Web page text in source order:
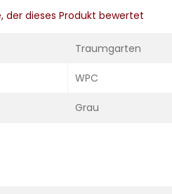
der dieses Produkt bewertet
Traumgarten
WPC
Grau